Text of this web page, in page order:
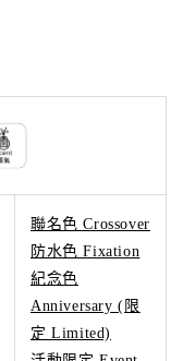
聯名色 Crossover
防水色 Fixation
紀念色
Anniversary (限
定 Limited)